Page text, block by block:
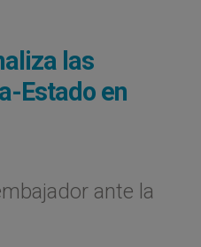
las
Estado en
ante la